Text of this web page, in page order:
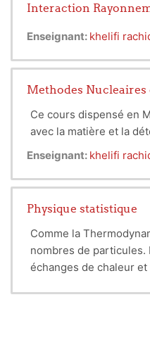
Interaction
Enseignant: khelifi
Methodes Nucleaires
Ce cours dispensé en
avec la matière et la
Enseignant: khelifi
Physique statistique
Comme la
nombres de particules.
échanges de chaleur